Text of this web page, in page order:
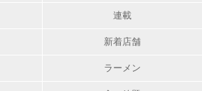
連載
新着店舗
ラーメン